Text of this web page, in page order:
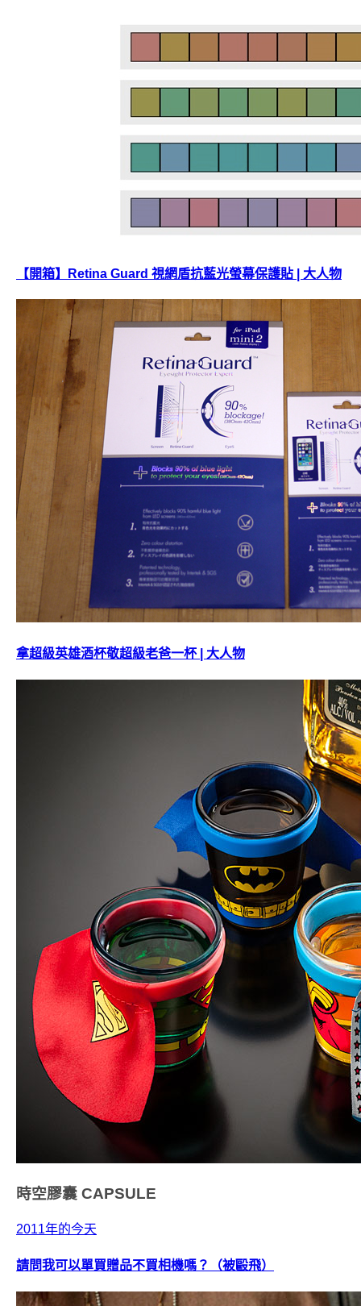
【開箱】Retina Guard 視網盾抗藍光螢幕保護貼 | 大人物
拿超級英雄酒杯敬超級老爸一杯 | 大人物
時空膠囊 CAPSULE
2011年的今天
請問我可以單買贈品不買相機嗎？（被毆飛）